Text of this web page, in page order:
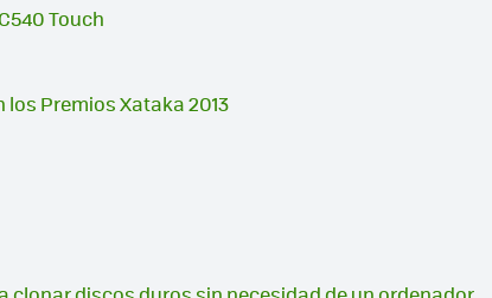
Touch
los Premios Xataka 2013